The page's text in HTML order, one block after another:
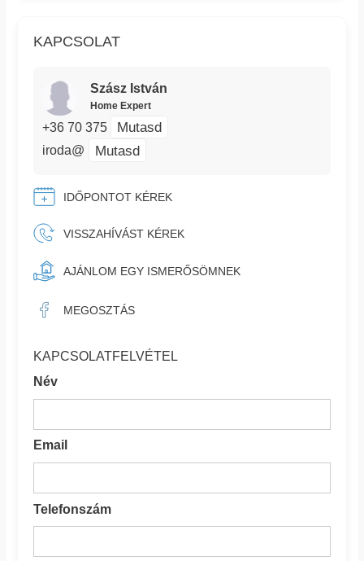
KAPCSOLAT
Szász István
Home Expert
+36 70 375 Mutasd
iroda@ Mutasd
IDŐPONTOT KÉREK
VISSZAHÍVÁST KÉREK
AJÁNLOM EGY ISMERŐSÖMNEK
MEGOSZTÁS
KAPCSOLATFELVÉTEL
Név
Email
Telefonszám